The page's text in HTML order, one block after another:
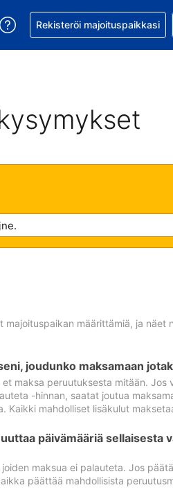
Tämänhetkinen valuutta on
kieli. Tämänhetkinen kieli on
Pyydä apua varauksesi kanssa
Rekisteröi majoituspaikkasi
määrittämiä, ja näet
joudunko maksamaan
maksa peruutuksesta mitään. Jos
-hinnan, saatat joutua
Kaikki mahdolliset lisäkulut
päivämääriä sellaisesta
maksua ei palauteta. Jos
päättää mahdollisista